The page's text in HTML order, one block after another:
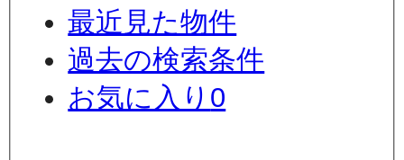
最近見た物件
過去の検索条件
お気に入り 0